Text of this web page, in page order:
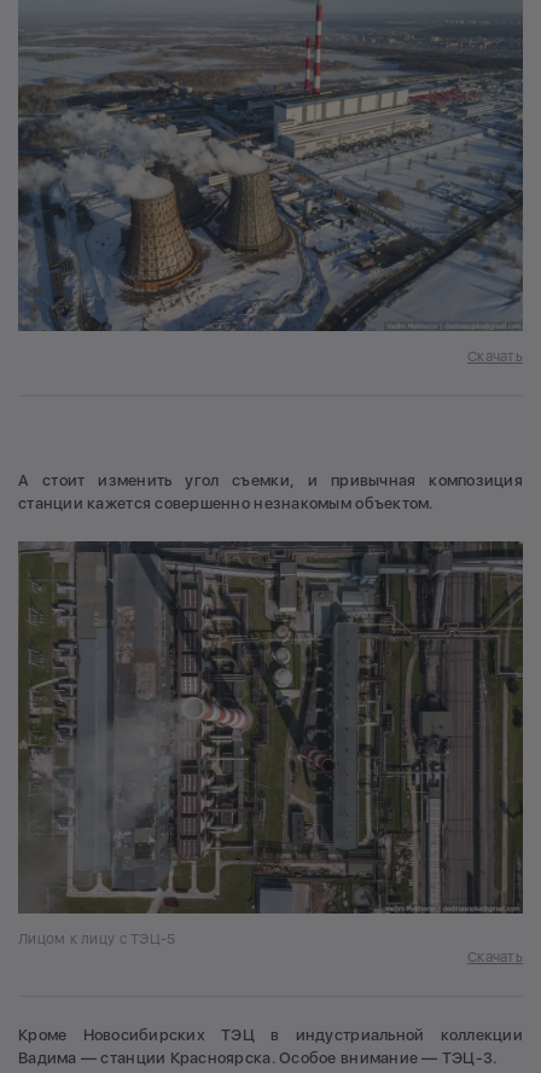
Скачать
А стоит изменить угол съемки, и привычная композиция
станции кажется совершенно незнакомым объектом.
Лицом к лицу с ТЭЦ-5
Скачать
Кроме Новосибирских ТЭЦ в индустриальной коллекции
Вадима — станции Красноярска. Особое внимание — ТЭЦ-3.